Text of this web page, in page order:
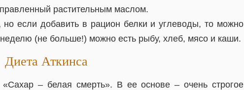
растительным маслом.
если добавить в рацион белки и углеводы, то можно
(не больше!) можно есть рыбу, хлеб, мясо и каши.
Диета Аткинса
– белая смерть». В ее основе – очень строгое